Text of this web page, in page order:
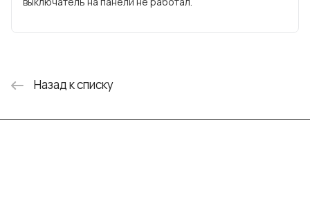
Назад к списку